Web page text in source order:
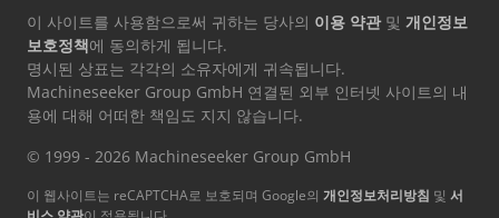
이 사이트를 사용함으로써 귀하는 당사의 이용 약관및 개인정보
보호정책에 동의하게 됩니다.
명시된 상표는 각각의 소유자에게 귀속됩니다.
Machineseeker Group GmbH 연결된 외부 인터넷 사이트의 내
용에 대해 어떠한 책임도 지지 않습니다.
© 1999 - 2026 Machineseeker Group GmbH
이 웹사이트는 reCAPTCHA로 보호되며 Google의 개인정보처리방침 및 서